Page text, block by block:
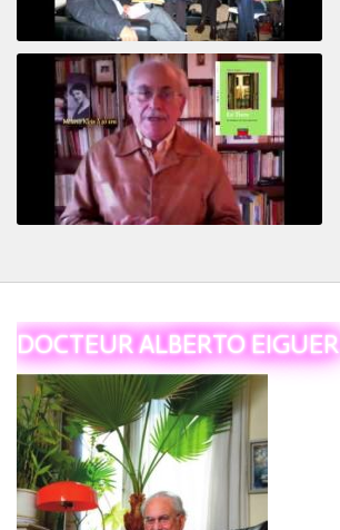
Revisitant le corps familial
DOCTEUR ALBERTO EIGUER